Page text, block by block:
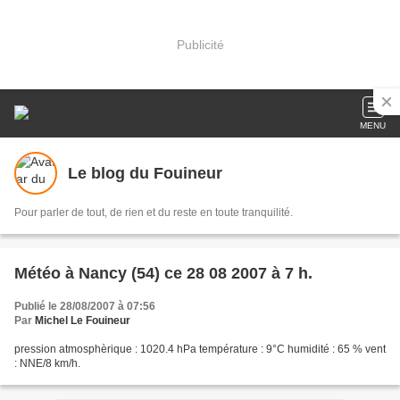
Publicité
MENU
Le blog du Fouineur
Pour parler de tout, de rien et du reste en toute tranquilité.
Météo à Nancy (54) ce 28 08 2007 à 7 h.
Publié le 28/08/2007 à 07:56
Par Michel Le Fouineur
pression atmosphèrique : 1020.4 hPa température : 9°C humidité : 65 % vent
: NNE/8 km/h.